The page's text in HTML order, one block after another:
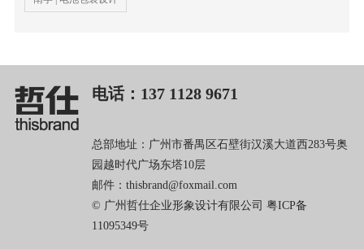
电话：137 1128 9671
总部地址：广州市番禺区石壁街汉溪大道西283号奥
园越时代广场东塔10层
邮件：thisbrand@foxmail.com
© 广州哲仕企业形象设计有限公司 粤ICP备
11095349号